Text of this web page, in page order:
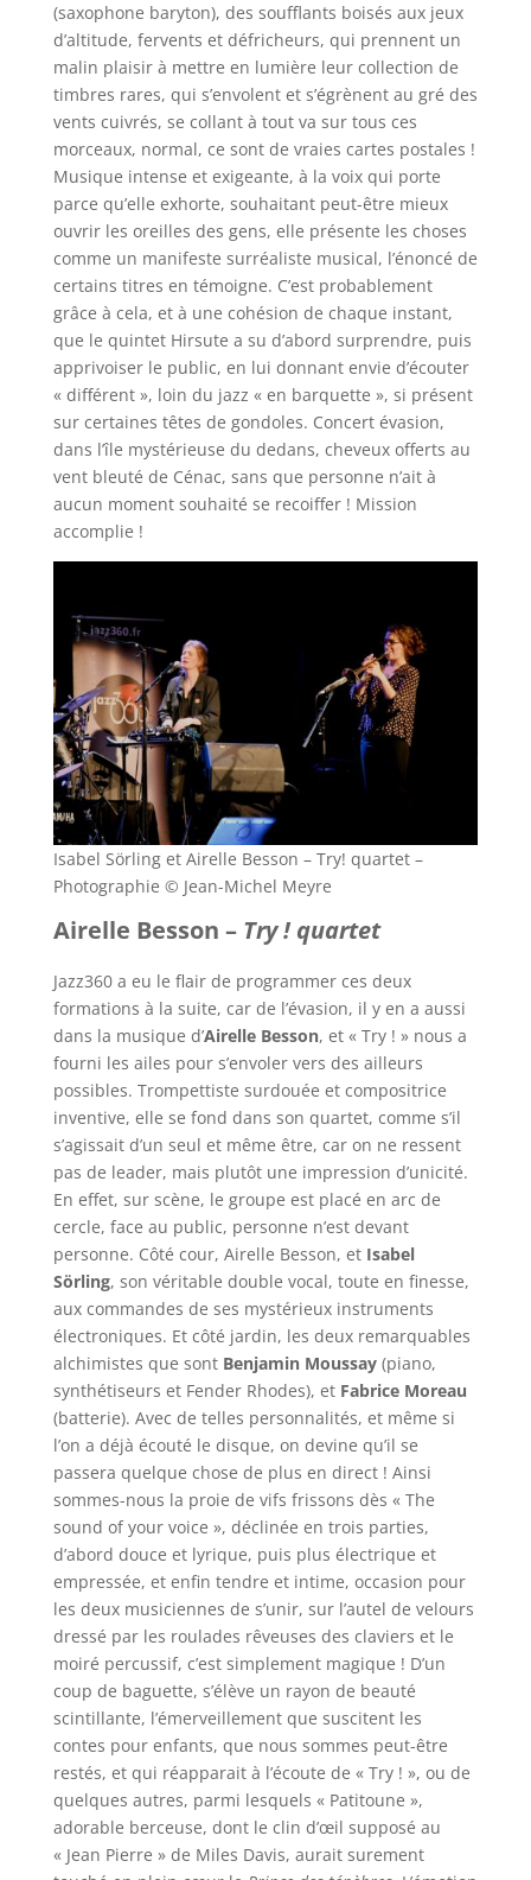
(saxophone baryton), des soufflants boisés aux jeux
d’altitude, fervents et défricheurs, qui prennent un
malin plaisir à mettre en lumière leur collection de
timbres rares, qui s’envolent et s’égrènent au gré des
vents cuivrés, se collant à tout va sur tous ces
morceaux, normal, ce sont de vraies cartes postales !
Musique intense et exigeante, à la voix qui porte
parce qu’elle exhorte, souhaitant peut-être mieux
ouvrir les oreilles des gens, elle présente les choses
comme un manifeste surréaliste musical, l’énoncé de
certains titres en témoigne. C’est probablement
grâce à cela, et à une cohésion de chaque instant,
que le quintet Hirsute a su d’abord surprendre, puis
apprivoiser le public, en lui donnant envie d’écouter
« différent », loin du jazz « en barquette », si présent
sur certaines têtes de gondoles. Concert évasion,
dans l’île mystérieuse du dedans, cheveux offerts au
vent bleuté de Cénac, sans que personne n’ait à
aucun moment souhaité se recoiffer ! Mission
accomplie !
Isabel Sörling et Airelle Besson – Try! quartet –
Photographie © Jean-Michel Meyre
Airelle Besson – Try ! quartet
Jazz360 a eu le flair de programmer ces deux
formations à la suite, car de l’évasion, il y en a aussi
dans la musique d’Airelle Besson, et « Try ! » nous a
fourni les ailes pour s’envoler vers des ailleurs
possibles. Trompettiste surdouée et compositrice
inventive, elle se fond dans son quartet, comme s’il
s’agissait d’un seul et même être, car on ne ressent
pas de leader, mais plutôt une impression d’unicité.
En effet, sur scène, le groupe est placé en arc de
cercle, face au public, personne n’est devant
personne. Côté cour, Airelle Besson, et Isabel
Sörling, son véritable double vocal, toute en finesse,
aux commandes de ses mystérieux instruments
électroniques. Et côté jardin, les deux remarquables
alchimistes que sont Benjamin Moussay (piano,
synthétiseurs et Fender Rhodes), et Fabrice Moreau
(batterie). Avec de telles personnalités, et même si
l’on a déjà écouté le disque, on devine qu’il se
passera quelque chose de plus en direct ! Ainsi
sommes-nous la proie de vifs frissons dès « The
sound of your voice », déclinée en trois parties,
d’abord douce et lyrique, puis plus électrique et
empressée, et enfin tendre et intime, occasion pour
les deux musiciennes de s’unir, sur l’autel de velours
dressé par les roulades rêveuses des claviers et le
moiré percussif, c’est simplement magique ! D’un
coup de baguette, s’élève un rayon de beauté
scintillante, l’émerveillement que suscitent les
contes pour enfants, que nous sommes peut-être
restés, et qui réapparait à l’écoute de « Try ! », ou de
quelques autres, parmi lesquels « Patitoune »,
adorable berceuse, dont le clin d’œil supposé au
« Jean Pierre » de Miles Davis, aurait surement